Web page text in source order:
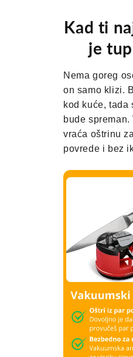
Kad ti
je
Nema goreg
on samo klizi.
kod kuće, tada
bude spreman.
vraća oštrinu
povrede i bez